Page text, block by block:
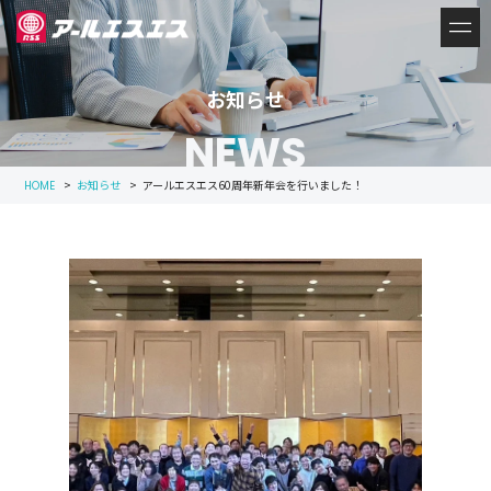
お知らせ
NEWS
HOME > お知らせ > アールエスエス60周年新年会を行いました！